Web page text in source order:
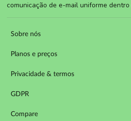
comunicação de e-mail uniforme
Sobre nós
Planos e preços
Privacidade & termos
GDPR
Compare